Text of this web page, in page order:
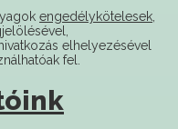
elhelyezésével
fel.